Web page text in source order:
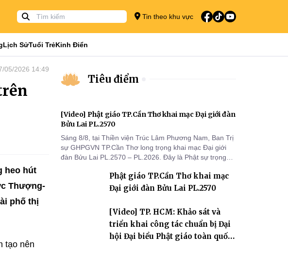
Tin theo khu vực
Lịch SửTuổi TrẻKinh Điển
05/2026 14:49
heo hút
Thượng-
phố thị
tạo nên
Tiêu điểm
[Video] Phật giáo TP.Cần Thơ khai mạc Đại giới đàn
Bửu Lai PL.2570
Sáng 8/8, tại Thiền viện Trúc Lâm Phương Nam, Ban Trị
sự GHPGVN TP.Cần Thơ long trọng khai mạc Đại giới
đàn Bửu Lai PL.2570 – PL.2026. Đây là Phật sự trọng
của Đại hội Phật giáo thành phố lần thứ I, thể hiện sự
quan tâm đối với công tác truyền giới, đào tạo Tăng tài
Phật giáo TP.Cần Thơ khai mạc
Đại giới đàn Bửu Lai PL.2570
[Video] TP. HCM: Khảo sát và
triển khai công tác chuẩn bị Đại
hội Đại biểu Phật giáo toàn quốc